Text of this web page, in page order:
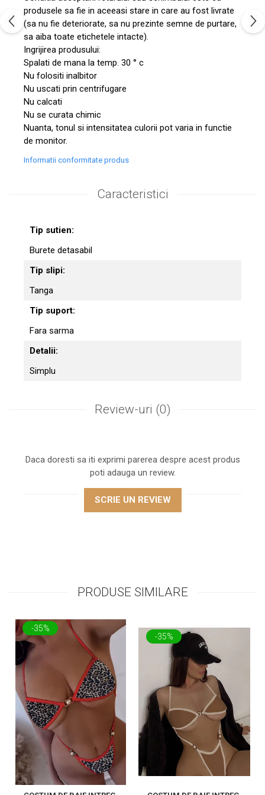
produsele sa fie in aceeasi stare in care au fost livrate
(sa nu fie deteriorate, sa nu prezinte semne de purtare,
sa aiba toate etichetele intacte).
Ingrijirea produsului:
Spalati de mana la temp. 30 ° c
Nu folositi inalbitor
Nu uscati prin centrifugare
Nu calcati
Nu se curata chimic
Nuanta, tonul si intensitatea culorii pot varia in functie
de monitor.
Informatii conformitate produs
Caracteristici
Tip sutien:
Burete detasabil
Tip slipi:
Tanga
Tip suport:
Fara sarma
Detalii:
Simplu
Review-uri (0)
Daca doresti sa iti exprimi parerea despre acest produs
poti adauga un review.
SCRIE UN REVIEW
PRODUSE SIMILARE
-35%
-35%